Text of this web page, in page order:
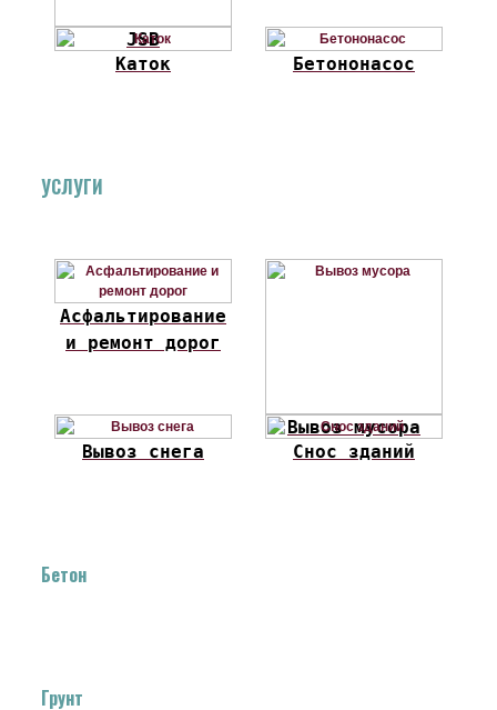
JSB
Каток
Бетононасос
УСЛУГИ
Асфальтирование
и ремонт дорог
Вывоз мусора
Вывоз снега
Снос зданий
Бетон
Грунт